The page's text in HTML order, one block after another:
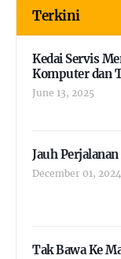
Terkini
Kedai Servis
Komputer dan
June 13, 2025
Jauh
December 01, 2024
Tak Bawa Ke